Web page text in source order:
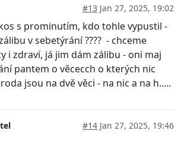
#13 Jan 27, 2025, 19:02
s prominutím, kdo tohle vypustil -
v sebetýrání ???? - chceme
i zdraví, já jim dám zálibu - oni maj
pantem o věcecch o kterých nic
jsou na dvě věci - na nic a na h.....
#14 Jan 27, 2025, 19:46